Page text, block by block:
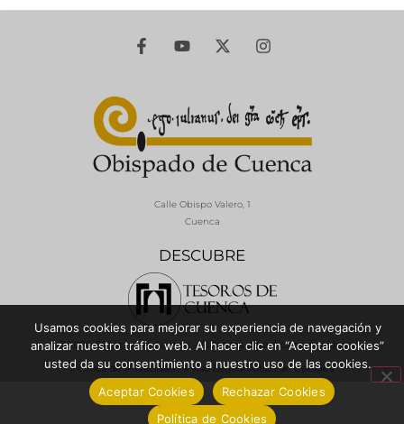
DESCUBRE
Calle Obispo Valero, 1
Cuenca
© 2026 Diócesis de Cuenca - Todos los derechos reservados
Política de Privacidad / Aviso LegalPolítica de Cookies
Usamos cookies para mejorar su experiencia de navegación y
analizar nuestro tráfico web. Al hacer clic en “Aceptar cookies”
usted da su consentimiento a nuestro uso de las cookies.
Aceptar Cookies
Rechazar Cookies
Política de Cookies